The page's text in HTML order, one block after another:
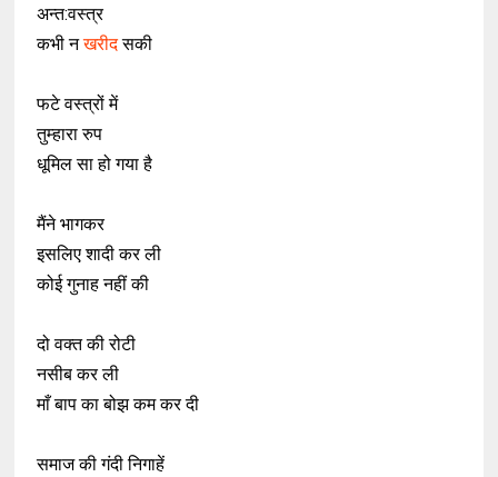
अन्त:वस्त्र
कभी नखरीदसकी
फटे वस्त्रों में
तुम्हारा रुप
धूमिल सा हो गया है
मैंने भागकर
इसलिए शादी कर ली
कोई गुनाह नहीं की
दो वक्त की रोटी
नसीब कर ली
माँ बाप का बोझ कम कर दी
समाज की गंदी निगाहें